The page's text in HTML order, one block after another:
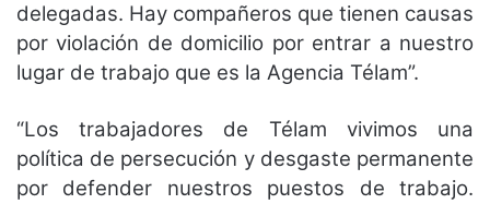
delegadas. Hay compañeros que tienen causas
por violación de domicilio por entrar a nuestro
lugar de trabajo que es la Agencia Télam”.
“Los trabajadores de Télam vivimos una
política de persecución y desgaste permanente
por defender nuestros puestos de trabajo.